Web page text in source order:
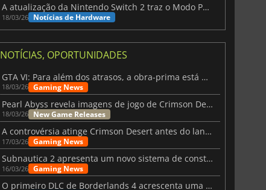
A atualização da Nintendo Switch 2 traz o Modo Portátil aos jogos mais antigos da Switch
18/03/26 Notícias de Hardware
NOTÍCIAS, OPORTUNIDADES
GTA VI: Para além dos atrasos, a obra-prima está quase a chegar
18/03/26 Gaming News
Pearl Abyss revela imagens de jogo de Crimson Desert para a PS5
18/03/26 New Game Releases
A controvérsia atinge Crimson Desert antes do lançamento
17/03/26 Gaming News
Subnautica 2 apresenta um novo sistema de construção de bases
16/03/26 Gaming News
O primeiro DLC de Borderlands 4 acrescenta uma nova personagem e muito mais